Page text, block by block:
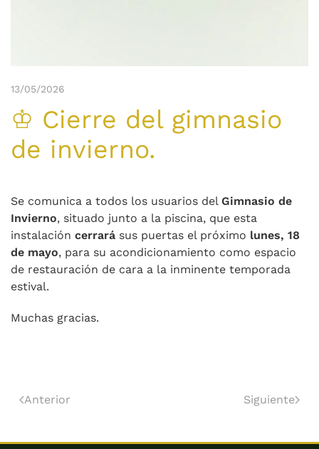
13/05/2026
♔ Cierre del gimnasio
de invierno.
Se comunica a todos los usuarios del Gimnasio de
Invierno, situado junto a la piscina, que esta
instalación cerrará sus puertas el próximo lunes, 18
de mayo, para su acondicionamiento como espacio
de restauración de cara a la inminente temporada
estival.
Muchas gracias.
Anterior Siguiente